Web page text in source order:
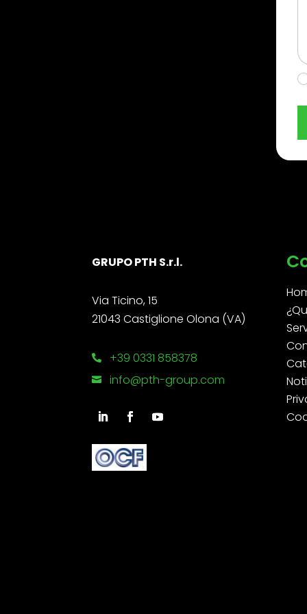
GRUPO PTH S.r.l.
Via Ticino, 15
21043 Castiglione Olona (VA)
 +39 0331 858378
 info@pth-group.com